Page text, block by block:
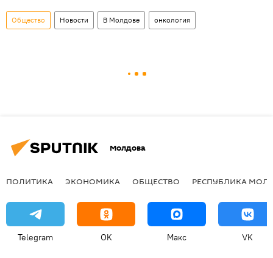
Общество Новости В Молдове онкология
Молдова
ПОЛИТИКА ЭКОНОМИКА ОБЩЕСТВО РЕСПУБЛИКА
Telegram OK Макс VK